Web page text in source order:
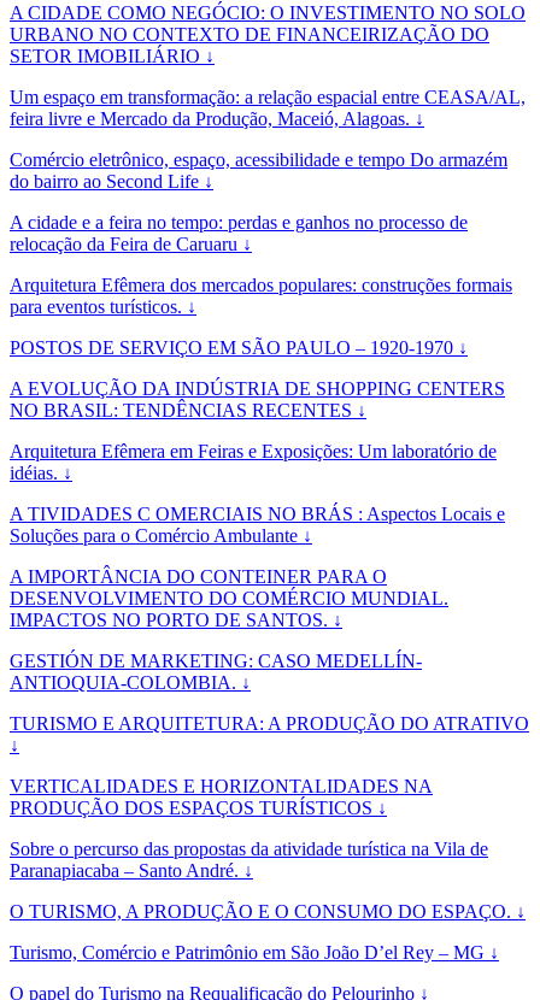
A CIDADE COMO NEGÓCIO: O INVESTIMENTO NO SOLO
URBANO NO CONTEXTO DE FINANCEIRIZAÇÃO DO
SETOR IMOBILIÁRIO ↓
Um espaço em transformação: a relação espacial entre CEASA/AL,
feira livre e Mercado da Produção, Maceió, Alagoas. ↓
Comércio eletrônico, espaço, acessibilidade e tempo Do armazém
do bairro ao Second Life ↓
A cidade e a feira no tempo: perdas e ganhos no processo de
relocação da Feira de Caruaru ↓
Arquitetura Efêmera dos mercados populares: construções formais
para eventos turísticos. ↓
POSTOS DE SERVIÇO EM SÃO PAULO – 1920-1970 ↓
A EVOLUÇÃO DA INDÚSTRIA DE SHOPPING CENTERS
NO BRASIL: TENDÊNCIAS RECENTES ↓
Arquitetura Efêmera em Feiras e Exposições: Um laboratório de
idéias. ↓
A TIVIDADES C OMERCIAIS NO BRÁS : Aspectos Locais e
Soluções para o Comércio Ambulante ↓
A IMPORTÂNCIA DO CONTEINER PARA O
DESENVOLVIMENTO DO COMÉRCIO MUNDIAL.
IMPACTOS NO PORTO DE SANTOS. ↓
GESTIÓN DE MARKETING: CASO MEDELLÍN-
ANTIOQUIA-COLOMBIA. ↓
TURISMO E ARQUITETURA: A PRODUÇÃO DO ATRATIVO
↓
VERTICALIDADES E HORIZONTALIDADES NA
PRODUÇÃO DOS ESPAÇOS TURÍSTICOS ↓
Sobre o percurso das propostas da atividade turística na Vila de
Paranapiacaba – Santo André. ↓
O TURISMO, A PRODUÇÃO E O CONSUMO DO ESPAÇO. ↓
Turismo, Comércio e Patrimônio em São João D’el Rey – MG ↓
O papel do Turismo na Requalificação do Pelourinho ↓